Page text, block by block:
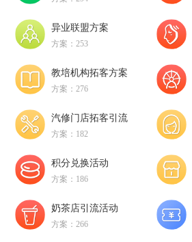
异业联盟方案
方案：253
教培机构拓客方案
方案：276
汽修门店拓客引流
方案：182
积分兑换活动
方案：186
奶茶店引流活动
方案：266